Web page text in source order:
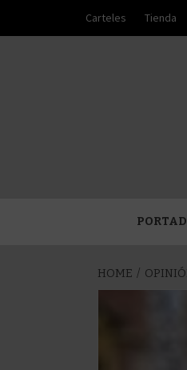
content
Carteles Tienda
HOME